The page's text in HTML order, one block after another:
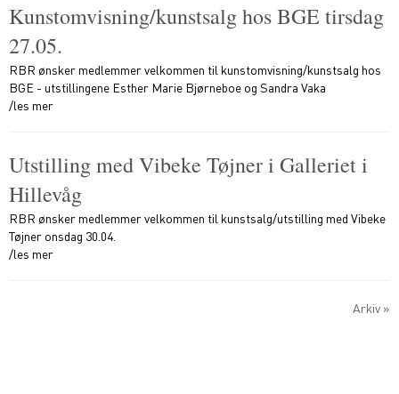
Kunstomvisning/kunstsalg hos BGE tirsdag
27.05.
RBR ønsker medlemmer velkommen til kunstomvisning/kunstsalg hos
BGE - utstillingene Esther Marie Bjørneboe og Sandra Vaka
/les mer
Utstilling med Vibeke Tøjner i Galleriet i
Hillevåg
RBR ønsker medlemmer velkommen til kunstsalg/utstilling med Vibeke
Tøjner onsdag 30.04.
/les mer
Arkiv »